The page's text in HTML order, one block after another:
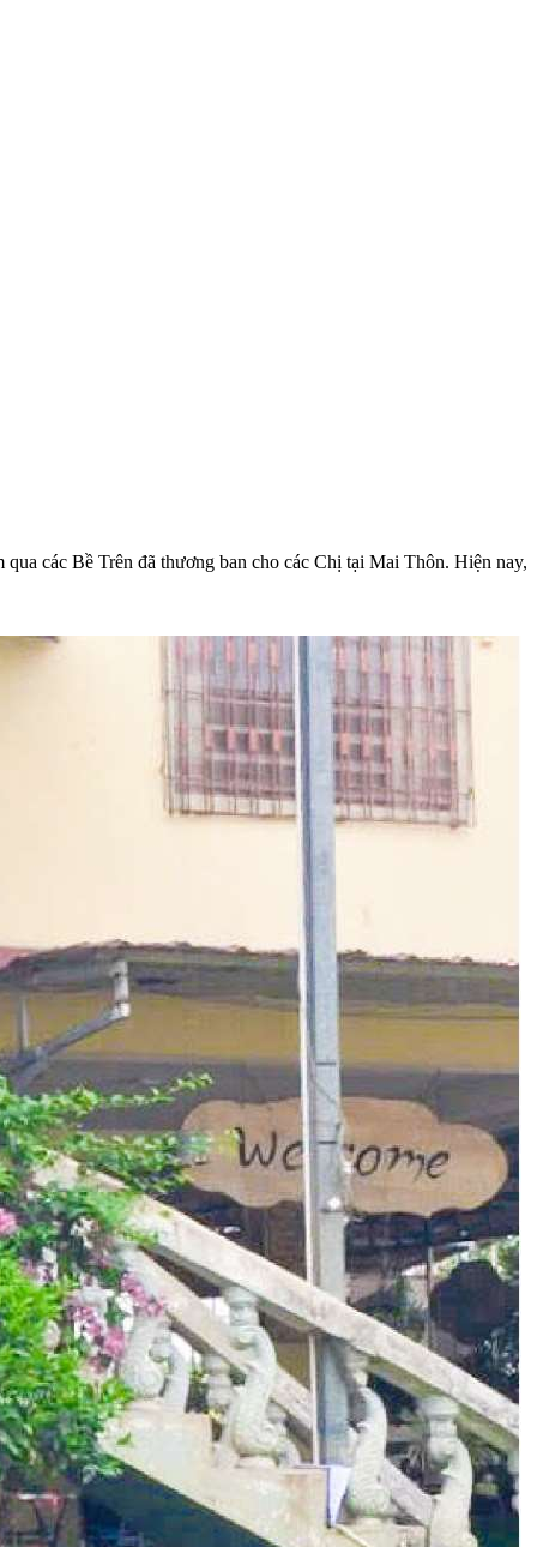
các Bề Trên đã thương ban cho các Chị tại Mai Thôn. Hiện nay,